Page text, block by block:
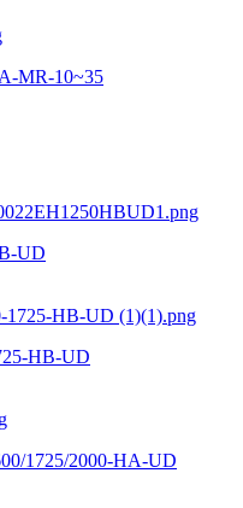
MR-10~35
UD
HB-UD
1725/2000-HA-UD